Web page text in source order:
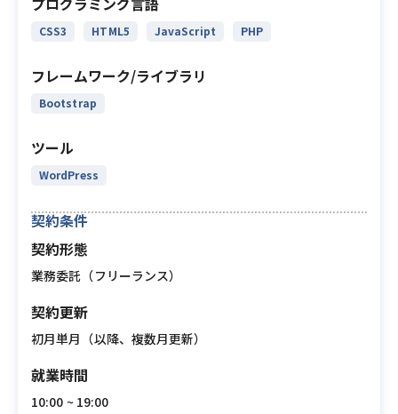
CSS3 HTML5 JavaScript PHP
フレームワーク/ライブラリ
Bootstrap
ツール
WordPress
契約条件
契約形態
業務委託（フリーランス）
契約更新
初月単月（以降、複数月更新）
就業時間
10:00 ~ 19:00